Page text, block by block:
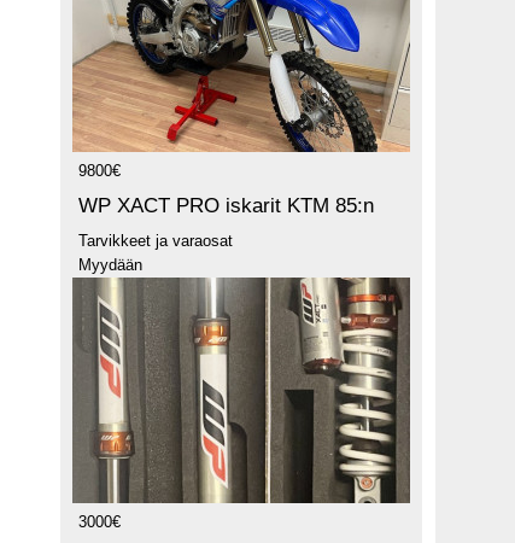
9800€
WP XACT PRO iskarit KTM 85:n
Tarvikkeet ja varaosat
Myydään
3000€